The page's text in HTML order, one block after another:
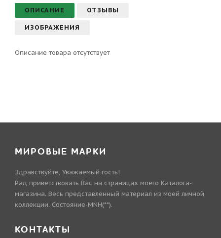
ОПИСАНИЕ ОТЗЫВЫ
ИЗОБРАЖЕНИЯ
Описание товара отсутствует
МИРОВЫЕ МАРКИ
Здравствуйте, Уважаемый гость!
Рад приветствовать Вас на страницах моего Каталога-
магазина. Весь представленный материал из моей личной
коллекции. Состояние-MNH(**).
КОНТАКТЫ